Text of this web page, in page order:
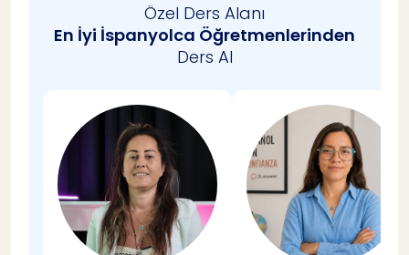
Özel Ders Alanı
En İyi İspanyolca Öğretmenlerinden
Ders Al